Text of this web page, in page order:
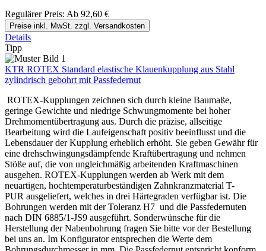
Regulärer Preis: Ab 92,60 €
Preise inkl. MwSt. zzgl. Versandkosten
Details
Tipp
KTR ROTEX Standard elastische Klauenkupplung aus Stahl
zylindrisch gebohrt mit Passfedernut
ROTEX-Kupplungen zeichnen sich durch kleine Baumaße,
geringe Gewichte und niedrige Schwungmomente bei hoher
Drehmomentübertragung aus. Durch die präzise, allseitige
Bearbeitung wird die Laufeigenschaft positiv beeinflusst und die
Lebensdauer der Kupplung erheblich erhöht. Sie geben Gewähr für
eine drehschwingungsdämpfende Kraftübertragung und nehmen
Stöße auf, die von ungleichmäßig arbeitenden Kraftmaschinen
ausgehen. ROTEX-Kupplungen werden ab Werk mit dem
neuartigen, hochtemperaturbeständigen Zahnkranzmaterial T-
PUR ausgeliefert, welches in drei Härtegraden verfügbar ist. Die
Bohrungen werden mit der Toleranz H7 und die Passfedernuten
nach DIN 6885/1-JS9 ausgeführt. Sonderwünsche für die
Herstellung der Nabenbohrung fragen Sie bitte vor der Bestellung
bei uns an. Im Konfigurator entsprechen die Werte dem